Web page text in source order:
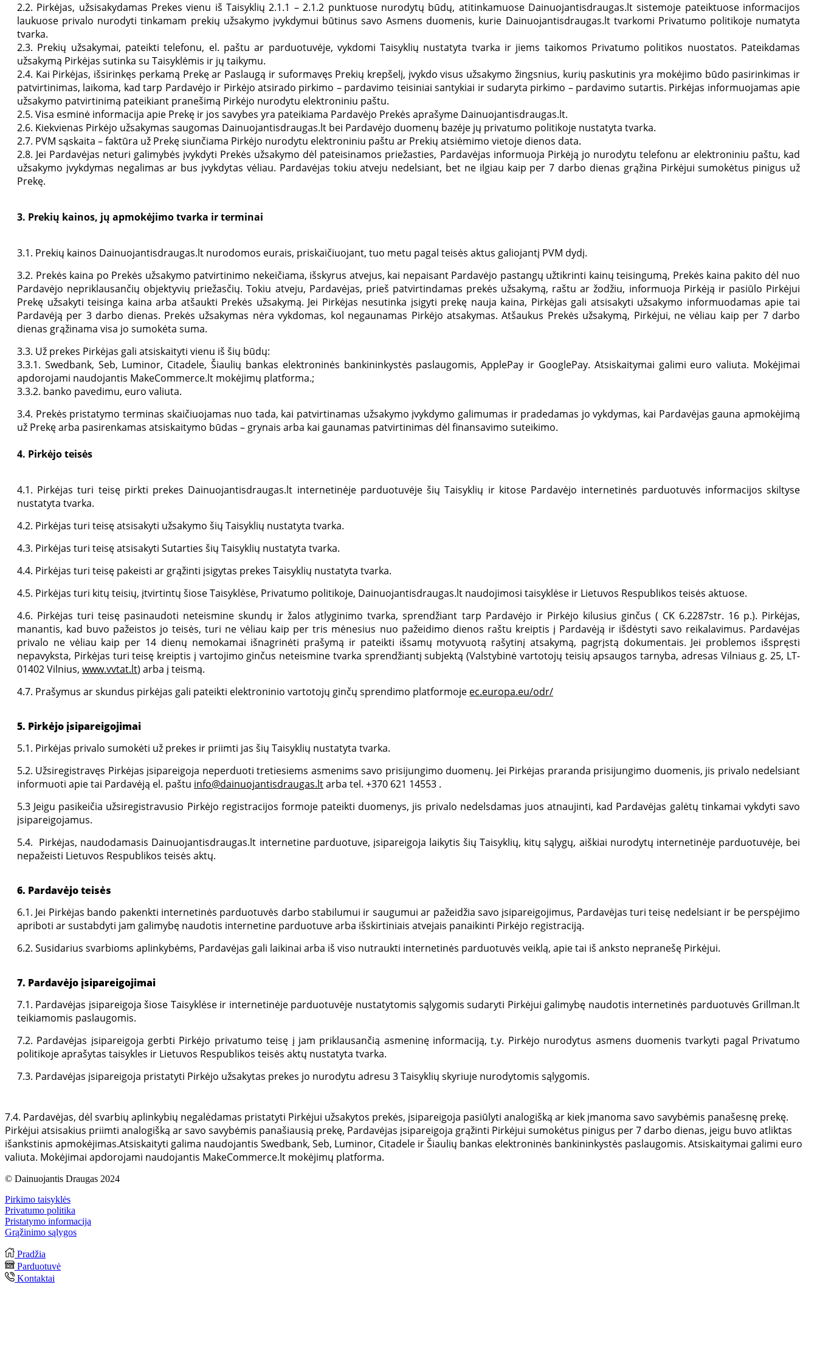
2.2. Pirkėjas, užsisakydamas Prekes vienu iš Taisyklių 2.1.1 – 2.1.2 punktuose nurodytų būdų, atitinkamuose Dainuojantisdraugas.lt sistemoje pateiktuose informacijos
laukuose privalo nurodyti tinkamam prekių užsakymo įvykdymui būtinus savo Asmens duomenis, kurie Dainuojantisdraugas.lt tvarkomi Privatumo politikoje numatyta
tvarka.
2.3. Prekių užsakymai, pateikti telefonu, el. paštu ar parduotuvėje, vykdomi Taisyklių nustatyta tvarka ir jiems taikomos Privatumo politikos nuostatos. Pateikdamas
užsakymą Pirkėjas sutinka su Taisyklėmis ir jų taikymu.
2.4. Kai Pirkėjas, išsirinkęs perkamą Prekę ar Paslaugą ir suformavęs Prekių krepšelį, įvykdo visus užsakymo žingsnius, kurių paskutinis yra mokėjimo būdo pasirinkimas ir
patvirtinimas, laikoma, kad tarp Pardavėjo ir Pirkėjo atsirado pirkimo – pardavimo teisiniai santykiai ir sudaryta pirkimo – pardavimo sutartis. Pirkėjas informuojamas apie
užsakymo patvirtinimą pateikiant pranešimą Pirkėjo nurodytu elektroniniu paštu.
2.5. Visa esminė informacija apie Prekę ir jos savybes yra pateikiama Pardavėjo Prekės aprašyme Dainuojantisdraugas.lt.
2.6. Kiekvienas Pirkėjo užsakymas saugomas Dainuojantisdraugas.lt bei Pardavėjo duomenų bazėje jų privatumo politikoje nustatyta tvarka.
2.7. PVM sąskaita – faktūra už Prekę siunčiama Pirkėjo nurodytu elektroniniu paštu ar Prekių atsiėmimo vietoje dienos data.
2.8. Jei Pardavėjas neturi galimybės įvykdyti Prekės užsakymo dėl pateisinamos priežasties, Pardavėjas informuoja Pirkėją jo nurodytu telefonu ar elektroniniu paštu, kad
užsakymo įvykdymas negalimas ar bus įvykdytas vėliau. Pardavėjas tokiu atveju nedelsiant, bet ne ilgiau kaip per 7 darbo dienas grąžina Pirkėjui sumokėtus pinigus už
Prekę.
3. Prekių kainos, jų apmokėjimo tvarka ir terminai
3.1. Prekių kainos Dainuojantisdraugas.lt nurodomos eurais, priskaičiuojant, tuo metu pagal teisės aktus galiojantį PVM dydį.
3.2. Prekės kaina po Prekės užsakymo patvirtinimo nekeičiama, išskyrus atvejus, kai nepaisant Pardavėjo pastangų užtikrinti kainų teisingumą, Prekės kaina pakito dėl nuo
Pardavėjo nepriklausančių objektyvių priežasčių. Tokiu atveju, Pardavėjas, prieš patvirtindamas prekės užsakymą, raštu ar žodžiu, informuoja Pirkėją ir pasiūlo Pirkėjui
Prekę užsakyti teisinga kaina arba atšaukti Prekės užsakymą. Jei Pirkėjas nesutinka įsigyti prekę nauja kaina, Pirkėjas gali atsisakyti užsakymo informuodamas apie tai
Pardavėją per 3 darbo dienas. Prekės užsakymas nėra vykdomas, kol negaunamas Pirkėjo atsakymas. Atšaukus Prekės užsakymą, Pirkėjui, ne vėliau kaip per 7 darbo
dienas grąžinama visa jo sumokėta suma.
3.3. Už prekes Pirkėjas gali atsiskaityti vienu iš šių būdų:
3.3.1. Swedbank, Seb, Luminor, Citadele, Šiaulių bankas elektroninės bankininkystės paslaugomis, ApplePay ir GooglePay. Atsiskaitymai galimi euro valiuta. Mokėjimai
apdorojami naudojantis MakeCommerce.lt mokėjimų platforma.;
3.3.2. banko pavedimu, euro valiuta.
3.4. Prekės pristatymo terminas skaičiuojamas nuo tada, kai patvirtinamas užsakymo įvykdymo galimumas ir pradedamas jo vykdymas, kai Pardavėjas gauna apmokėjimą
už Prekę arba pasirenkamas atsiskaitymo būdas – grynais arba kai gaunamas patvirtinimas dėl finansavimo suteikimo.
4. Pirkėjo teisės
4.1. Pirkėjas turi teisę pirkti prekes Dainuojantisdraugas.lt internetinėje parduotuvėje šių Taisyklių ir kitose Pardavėjo internetinės parduotuvės informacijos skiltyse
nustatyta tvarka.
4.2. Pirkėjas turi teisę atsisakyti užsakymo šių Taisyklių nustatyta tvarka.
4.3. Pirkėjas turi teisę atsisakyti Sutarties šių Taisyklių nustatyta tvarka.
4.4. Pirkėjas turi teisę pakeisti ar grąžinti įsigytas prekes Taisyklių nustatyta tvarka.
4.5. Pirkėjas turi kitų teisių, įtvirtintų šiose Taisyklėse, Privatumo politikoje, Dainuojantisdraugas.lt naudojimosi taisyklėse ir Lietuvos Respublikos teisės aktuose.
4.6. Pirkėjas turi teisę pasinaudoti neteismine skundų ir žalos atlyginimo tvarka, sprendžiant tarp Pardavėjo ir Pirkėjo kilusius ginčus ( CK 6.2287str. 16 p.). Pirkėjas,
manantis, kad buvo pažeistos jo teisės, turi ne vėliau kaip per tris mėnesius nuo pažeidimo dienos raštu kreiptis į Pardavėją ir išdėstyti savo reikalavimus. Pardavėjas
privalo ne vėliau kaip per 14 dienų nemokamai išnagrinėti prašymą ir pateikti išsamų motyvuotą rašytinį atsakymą, pagrįstą dokumentais. Jei problemos išspręsti
nepavyksta, Pirkėjas turi teisę kreiptis į vartojimo ginčus neteismine tvarka sprendžiantį subjektą (Valstybinė vartotojų teisių apsaugos tarnyba, adresas Vilniaus g. 25, LT-
01402 Vilnius, www.vvtat.lt) arba į teismą.
4.7. Prašymus ar skundus pirkėjas gali pateikti elektroninio vartotojų ginčų sprendimo platformoje ec.europa.eu/odr/
5. Pirkėjo įsipareigojimai
5.1. Pirkėjas privalo sumokėti už prekes ir priimti jas šių Taisyklių nustatyta tvarka.
5.2. Užsiregistravęs Pirkėjas įsipareigoja neperduoti tretiesiems asmenims savo prisijungimo duomenų. Jei Pirkėjas praranda prisijungimo duomenis, jis privalo nedelsiant
informuoti apie tai Pardavėją el. paštu info@dainuojantisdraugas.ltarba tel. +370 621 14553 .
5.3 Jeigu pasikeičia užsiregistravusio Pirkėjo registracijos formoje pateikti duomenys, jis privalo nedelsdamas juos atnaujinti, kad Pardavėjas galėtų tinkamai vykdyti savo
įsipareigojamus.
5.4. Pirkėjas, naudodamasis Dainuojantisdraugas.lt internetine parduotuve, įsipareigoja laikytis šių Taisyklių, kitų sąlygų, aiškiai nurodytų internetinėje parduotuvėje, bei
nepažeisti Lietuvos Respublikos teisės aktų.
6. Pardavėjo teisės
6.1. Jei Pirkėjas bando pakenkti internetinės parduotuvės darbo stabilumui ir saugumui ar pažeidžia savo įsipareigojimus, Pardavėjas turi teisę nedelsiant ir be perspėjimo
apriboti ar sustabdyti jam galimybę naudotis internetine parduotuve arba išskirtiniais atvejais panaikinti Pirkėjo registraciją.
6.2. Susidarius svarbioms aplinkybėms, Pardavėjas gali laikinai arba iš viso nutraukti internetinės parduotuvės veiklą, apie tai iš anksto nepranešę Pirkėjui.
7. Pardavėjo įsipareigojimai
7.1. Pardavėjas įsipareigoja šiose Taisyklėse ir internetinėje parduotuvėje nustatytomis sąlygomis sudaryti Pirkėjui galimybę naudotis internetinės parduotuvės Grillman.lt
teikiamomis paslaugomis.
7.2. Pardavėjas įsipareigoja gerbti Pirkėjo privatumo teisę į jam priklausančią asmeninę informaciją, t.y. Pirkėjo nurodytus asmens duomenis tvarkyti pagal Privatumo
politikoje aprašytas taisykles ir Lietuvos Respublikos teisės aktų nustatyta tvarka.
7.3. Pardavėjas įsipareigoja pristatyti Pirkėjo užsakytas prekes jo nurodytu adresu 3 Taisyklių skyriuje nurodytomis sąlygomis.
7.4. Pardavėjas, dėl svarbių aplinkybių negalėdamas pristatyti Pirkėjui užsakytos prekės, įsipareigoja pasiūlyti analogišką ar kiek įmanoma savo savybėmis panašesnę prekę.
Pirkėjui atsisakius priimti analogišką ar savo savybėmis panašiausią prekę, Pardavėjas įsipareigoja grąžinti Pirkėjui sumokėtus pinigus per 7 darbo dienas, jeigu buvo atliktas
išankstinis apmokėjimas.Atsiskaityti galima naudojantis Swedbank, Seb, Luminor, Citadele ir Šiaulių bankas elektroninės bankininkystės paslaugomis. Atsiskaitymai galimi euro
valiuta. Mokėjimai apdorojami naudojantis MakeCommerce.lt mokėjimų platforma.
© Dainuojantis Draugas 2024
Pirkimo taisyklės
Privatumo politika
Pristatymo informacija
Grąžinimo sąlygos
Pradžia
Parduotuvė
Kontaktai